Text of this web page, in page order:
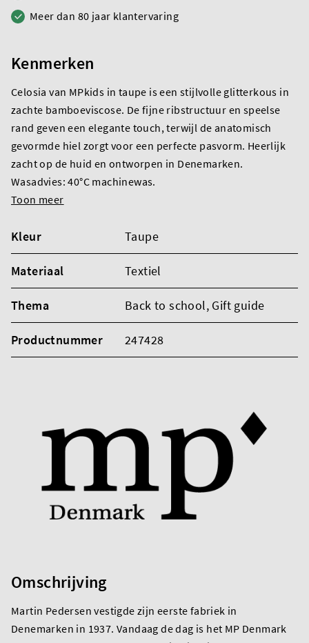
Meer dan 80 jaar klantervaring
Kenmerken
Celosia van MPkids in taupe is een stijlvolle glitterkous in
zachte bamboeviscose. De fijne ribstructuur en speelse
rand geven een elegante touch, terwijl de anatomisch
gevormde hiel zorgt voor een perfecte pasvorm. Heerlijk
zacht op de huid en ontworpen in Denemarken.
Wasadvies: 40°C machinewas.
Toon meer
Kleur Taupe
Materiaal Textiel
Thema Back to school, Gift guide
Productnummer 247428
Omschrijving
Martin Pedersen vestigde zijn eerste fabriek in
Denemarken in 1937. Vandaag de dag is het MP Denmark